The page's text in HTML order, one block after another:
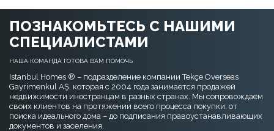
ПОЗНАКОМЬТЕСЬ С НАШИМИ
СПЕЦИАЛИСТАМИ
НАША КОМАНДА ГОТОВА ВАМ ПОМОЧЬ
Istanbul Homes ® – подразделение компании Tekçe Overseas
Gayrimenkul AŞ, которая с 2004 года занимается продажей
недвижимости иностранцам в разных странах. Мы сопровождаем
своих клиентов на протяжении всего процесса покупки: от
поиска идеального дома – до подписания правоустанавливающих
документов и заселения.